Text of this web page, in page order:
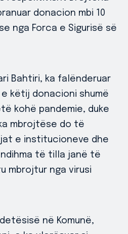
donacion mbi 10
nga Forca e Sigurisë së
Bahtiri, ka falënderuar
e këtij donacioni shumë
kohë pandemie, duke
mbrojtëse do të
e institucioneve dhe
të tilla janë të
mbrojtur nga virusi
në Komunë,